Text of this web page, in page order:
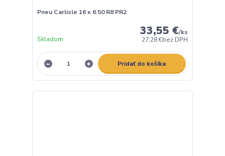
Pneu Carlisle 16 x 6.50 R8 PR2
33,55 €/ks
27,28 €bez DPH
Skladom
Pridať do košíka